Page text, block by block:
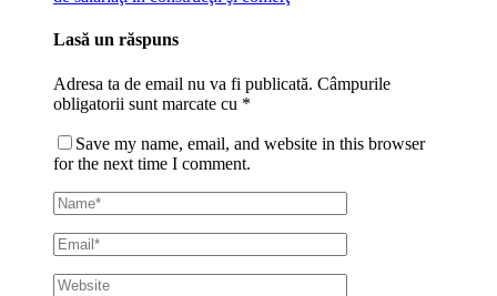
Lasă un răspuns
Adresa ta de email nu va fi publicată. Câmpurile
obligatorii sunt marcate cu *
Save my name, email, and website in this browser
for the next time I comment.